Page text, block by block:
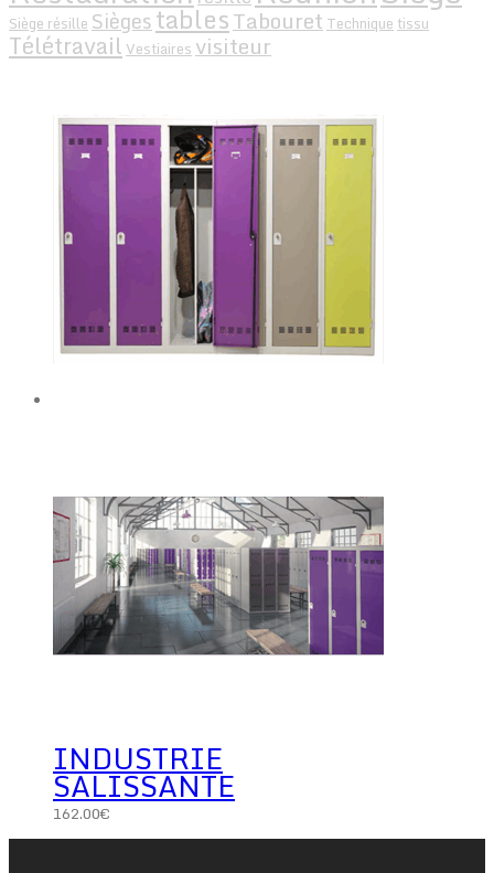
Siège résille SiègestablesTabouret Technique tissu
Télétravail Vestiaires visiteur
INDUSTRIE
SALISSANTE
162.00€